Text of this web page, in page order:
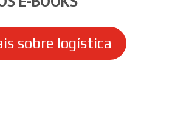
sobre logística